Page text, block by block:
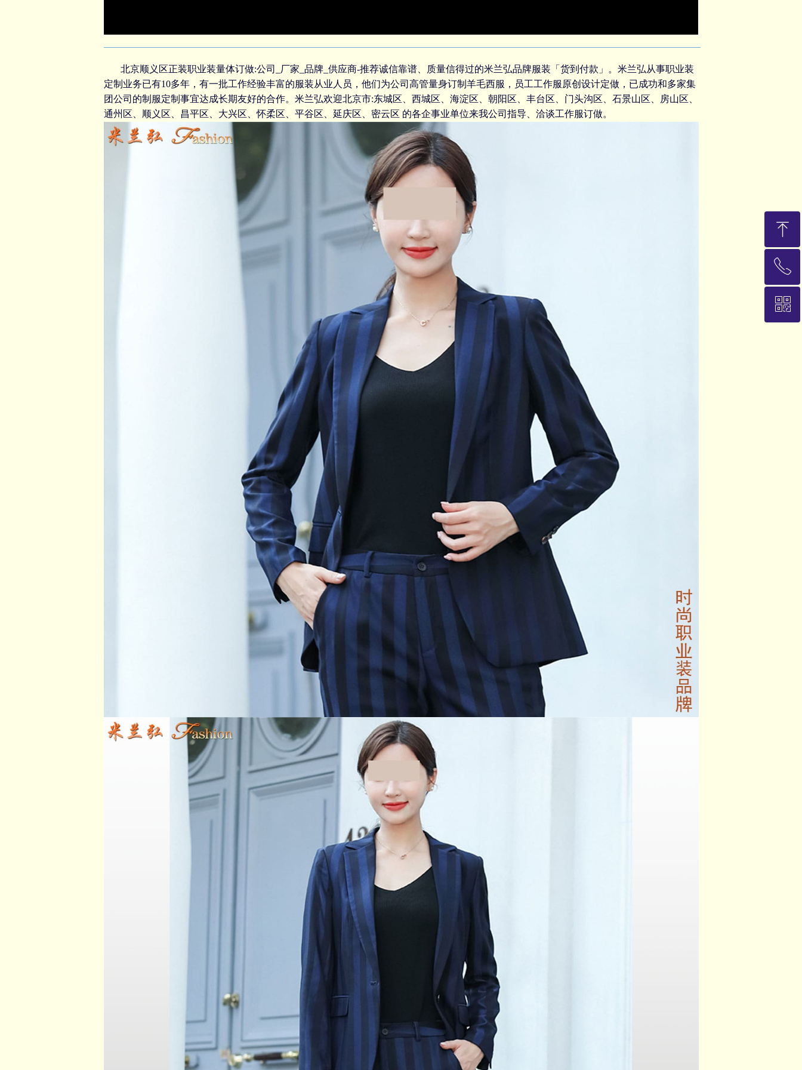
北京顺义区正装职业装量体订做:公司_厂家_品牌_供应商-推荐诚信靠谱、质量信得过的米兰弘品牌服装「货到付款」。米兰弘从事职业装
定制 业务已有10多年，有一批工作经验丰富的服装从业人员，他们为公司高管量身订制羊毛西服 ， 员工工作服 原创设计定做，已成功和多家集
团公司的制服定制 事宜达成长期友好的合作。米兰弘欢迎北京市:东城区、西城区、海淀区、朝阳区、丰台区、门头沟区、石景山区、房山区、
通州区、顺义区、昌平区、大兴区、怀柔区、平谷区、延庆区、密云区 的各企事业单位来我公司指导、洽谈工作服订做。
ꁸ
回到顶部
ꂅ
13911845021
ꀥ